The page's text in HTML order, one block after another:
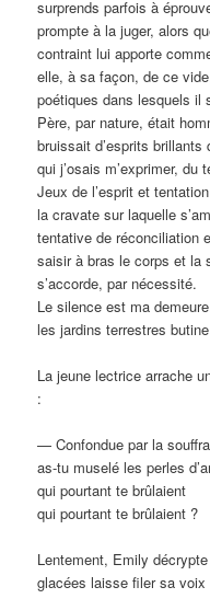
surprends parfois à
prompte à la juger, alors
contraint lui apporte
elle, à sa façon, de ce
poétiques dans lesquels il
Père, par nature, était
bruissait d’esprits brillants
qui j’osais m’exprimer,
Jeux de l’esprit et
la cravate sur laquelle
tentative de réconciliation
saisir à bras le corps et la
s’accorde, par nécessité.
Le silence est ma
les jardins terrestres butine
La jeune lectrice arrache
:
— Confondue par la
as-tu muselé les perles
qui pourtant te brûlaient
qui pourtant te brûlaient ?
Lentement, Emily
glacées laisse filer sa voix